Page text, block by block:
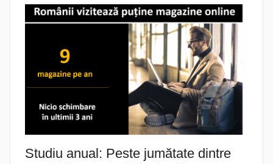
Studiu anual: Peste jumătate dintre